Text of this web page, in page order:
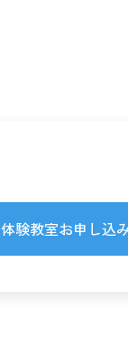
体験教室お申し込